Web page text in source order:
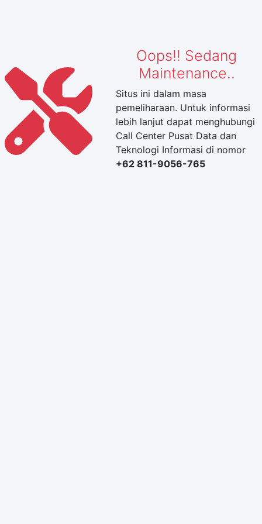
Oops!! Sedang
Maintenance..
Situs ini dalam masa
pemeliharaan. Untuk informasi
lebih lanjut dapat menghubungi
Call Center Pusat Data dan
Teknologi Informasi di nomor
+62 811-9056-765